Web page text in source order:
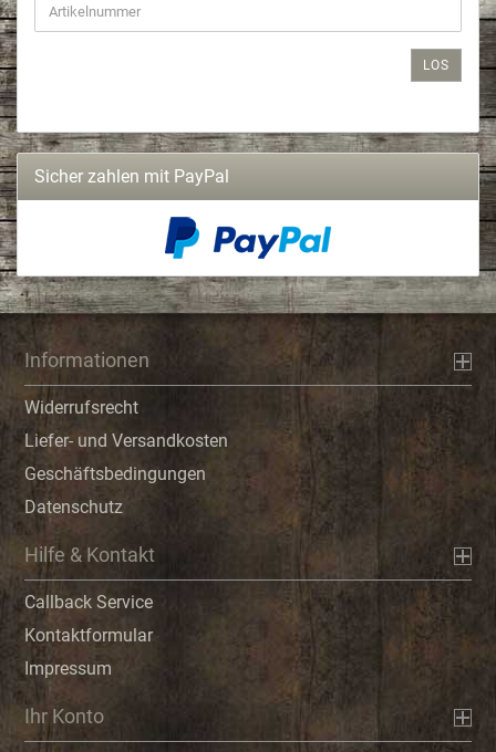
LOS
Sicher zahlen mit PayPal
Informationen
Widerrufsrecht
Liefer- und Versandkosten
Geschäftsbedingungen
Datenschutz
Hilfe & Kontakt
Callback Service
Kontaktformular
Impressum
Ihr Konto